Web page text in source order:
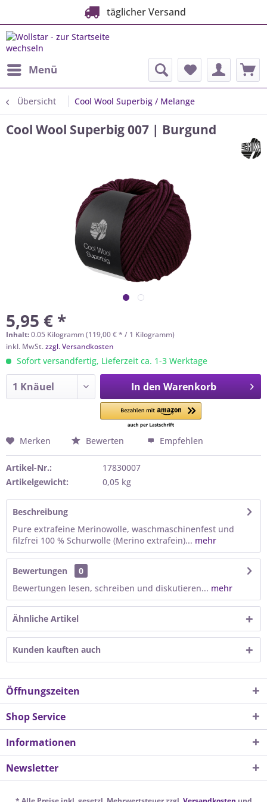
täglicher Versand
Menü
Übersicht Cool Wool Superbig / Melange
Cool Wool Superbig 007 | Burgund
5,95 € *
Inhalt:0.05 Kilogramm (119,00 € * / 1 Kilogramm)
inkl. MwSt.zzgl. Versandkosten
Sofort versandfertig, Lieferzeit ca. 1-3 Werktage
In den Warenkorb
Merken Bewerten Empfehlen
Artikel-Nr.:
17830007
Artikelgewicht:
0,05 kg
Beschreibung
Pure extrafeine Merinowolle, waschmaschinenfest und
filzfrei 100 % Schurwolle (Merino extrafein)... mehr
Bewertungen
0
Bewertungen lesen, schreiben und diskutieren... mehr
Ähnliche Artikel
Kunden kauften auch
Öffnungszeiten
Shop Service
Informationen
Newsletter